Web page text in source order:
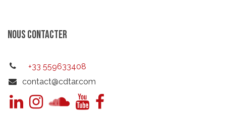
Nous contacter
+33 559633408
contact@cdtar.com